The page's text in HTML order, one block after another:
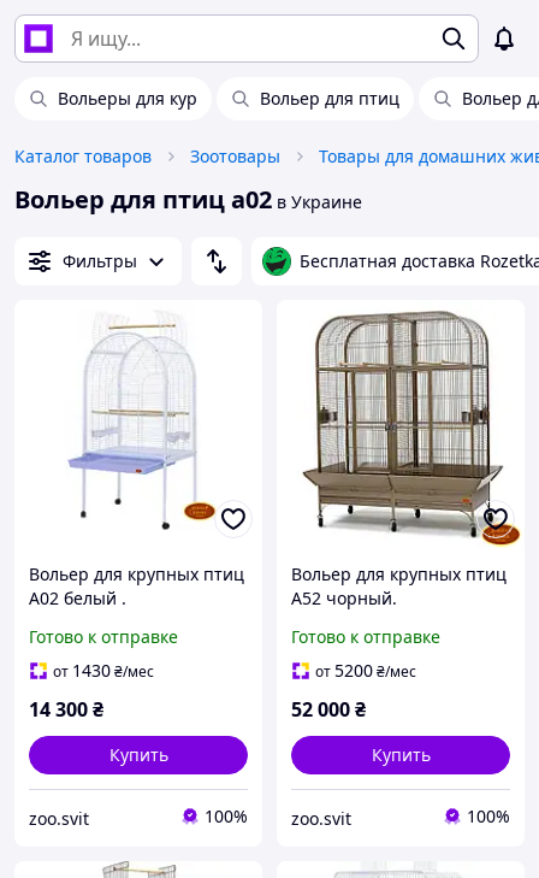
Вольеры для кур Вольер для птиц Вольер
Каталог товаров Зоотовары
Вольер для птиц а02 в Украине
Фильтры Бесплатная доставка
Вольер для крупных птиц
А02 белый .
Готово к отправке
от 1430₴/мес
14 300₴
Купить
zoo.svit 100%
Вольер для крупных птиц
А52 чорный.
Готово к отправке
от5200₴/мес
52 000₴
Купить
zoo.svit 100%